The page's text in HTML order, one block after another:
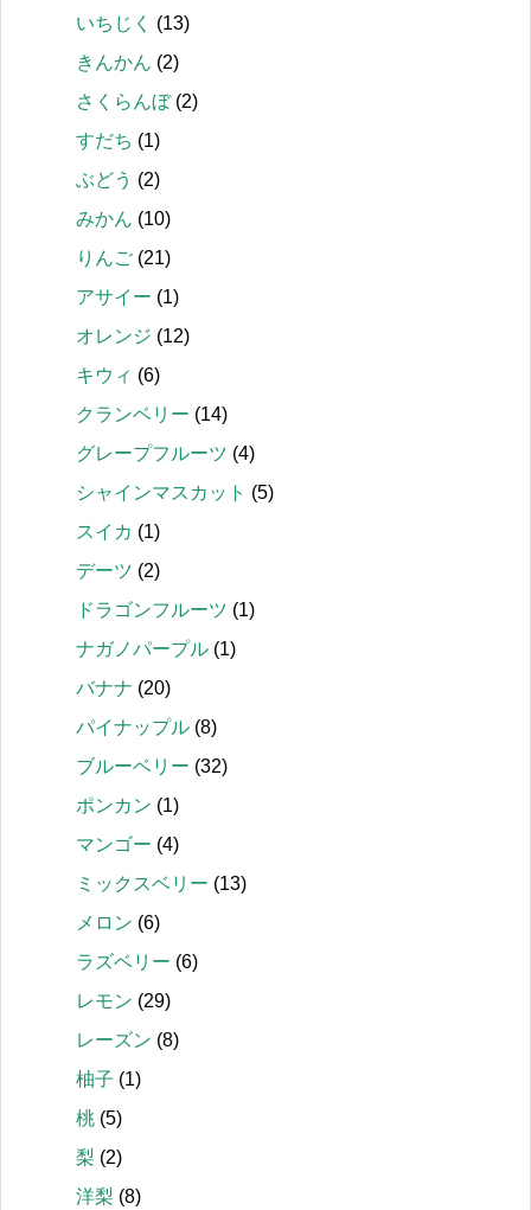
いちじく
(13)
きんかん (2)
さくらんぼ(2)
すだち (1)
ぶどう (2)
みかん (10)
りんご (21)
アサイー (1)
オレンジ (12)
キウィ (6)
クランベリー (14)
グレープフルーツ (4)
シャインマスカット (5)
スイカ (1)
デーツ (2)
ドラゴンフルーツ (1)
ナガノパープル (1)
バナナ (20)
パイナップル (8)
ブルーベリー (32)
ポンカン (1)
マンゴー (4)
ミックスベリー (13)
メロン (6)
ラズベリー (6)
レモン (29)
レーズン (8)
柚子 (1)
桃 (5)
梨 (2)
洋梨 (8)